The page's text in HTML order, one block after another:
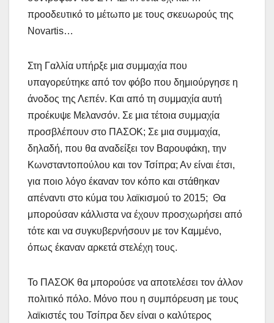
προοδευτικό το μέτωπο με τους σκευωρούς της
Novartis…
Στη Γαλλία υπήρξε μια συμμαχία που
υπαγορεύτηκε από τον φόβο που δημιούργησε η
άνοδος της Λεπέν. Και από τη συμμαχία αυτή
προέκυψε Μελανσόν. Σε μια τέτοια συμμαχία
προσβλέπουν στο ΠΑΣΟΚ; Σε μια συμμαχία,
δηλαδή, που θα αναδείξει τον Βαρουφάκη, την
Κωνσταντοπούλου και τον Τσίπρα; Αν είναι έτσι,
για ποιο λόγο έκαναν τον κόπο και στάθηκαν
απέναντι στο κύμα του λαϊκισμού το 2015; Θα
μπορούσαν κάλλιστα να έχουν προσχωρήσει από
τότε και να συγκυβερνήσουν με τον Καμμένο,
όπως έκαναν αρκετά στελέχη τους.
Το ΠΑΣΟΚ θα μπορούσε να αποτελέσει τον άλλον
πολιτικό πόλο. Μόνο που η συμπόρευση με τους
λαϊκιστές του Τσίπρα δεν είναι ο καλύτερος